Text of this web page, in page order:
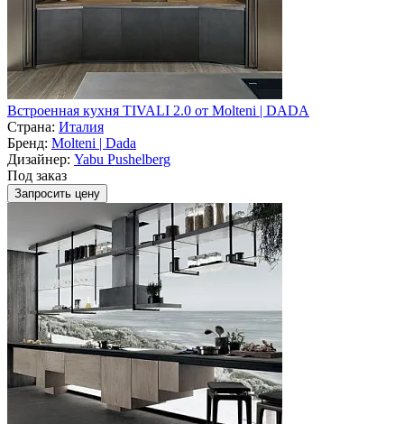
Встроенная кухня TIVALI 2.0 от Molteni | DADA
Страна: Италия
Бренд: Molteni | Dada
Дизайнер: Yabu Pushelberg
Под заказ
Запросить цену